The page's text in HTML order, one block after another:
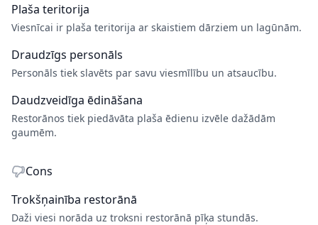
Plaša teritorija
Viesnīcai ir plaša teritorija ar skaistiem dārziem un lagūnām.
Draudzīgs personāls
Personāls tiek slavēts par savu viesmīlību un atsaucību.
Daudzveidīga ēdināšana
Restorānos tiek piedāvāta plaša ēdienu izvēle dažādām
gaumēm.
Cons
Trokšņainība restorānā
Daži viesi norāda uz troksni restorānā pīķa stundās.